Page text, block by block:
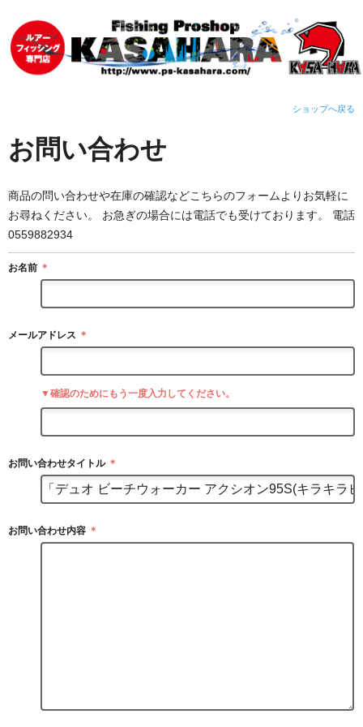
ショップへ戻る
お問い合わせ
商品の問い合わせや在庫の確認などこちらのフォームよりお気軽に
お尋ねください。 お急ぎの場合には電話でも受けております。 電話
0559882934
お名前 ＊
メールアドレス ＊
▼確認のためにもう一度入力してください。
お問い合わせタイトル ＊
お問い合わせ内容 ＊